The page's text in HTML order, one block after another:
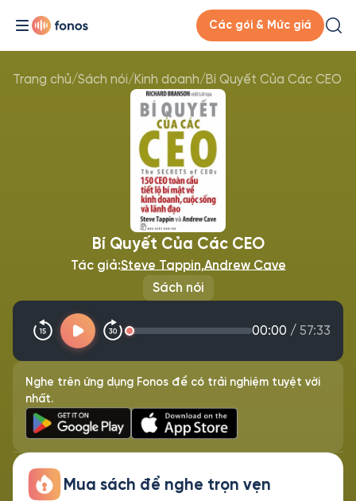
Các gói & Mức giá
Trang chủ/Sách nói/Kinh doanh/Bí Quyết Của Các CEO
Sách nói
Bí Quyết Của Các CEO
Tác giả:Steve Tappin,Andrew Cave
00:00 / 57:33
Nghe trên ứng dụng Fonos để có trải nghiệm tuyệt vời
nhất.
Mua sách để nghe trọn vẹn